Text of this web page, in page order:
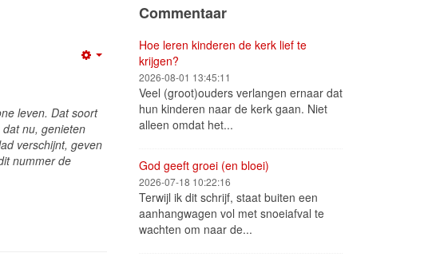
leven. Dat soort
nu, genieten
verschijnt, geven
nummer de
Commentaar
Hoe leren kinderen de kerk lief te
krijgen?
2026-08-01 13:45:11
Veel (groot)ouders verlangen ernaar dat
hun kinderen naar de kerk gaan. Niet
alleen omdat het...
God geeft groei (en bloei)
2026-07-18 10:22:16
Terwijl ik dit schrijf, staat buiten een
aanhangwagen vol met snoeiafval te
wachten om naar de...